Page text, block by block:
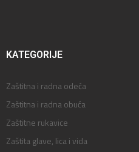
KATEGORIJE
Zaštitna i radna odeća
Zaštitna i radna obuća
Zaštitne rukavice
Zaštita glave, lica i vida